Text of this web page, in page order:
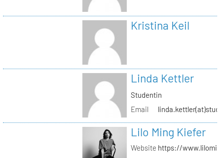
Kristina Keil
Linda Kettler
Studentin
Email
Lilo Ming Kiefer
Website https://